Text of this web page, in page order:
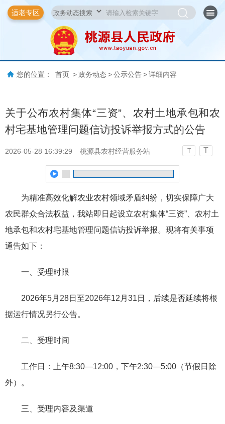
适老专区
您的位置： 首页 > 政务动态 > 公示公告 > 详细内容
关于公布农村集体“三资”、农村土地承包和农
村宅基地管理问题信访投诉举报方式的公告
2026-05-28 16:39:29 桃源县农村经营服务站 T T
为精准高效化解农业农村领域矛盾纠纷，切实保障广大
农民群众合法权益，我站即日起设立农村集体“三资”、农村土
地承包和农村宅基地管理问题信访投诉举报。现将有关事项
通告如下：
一、受理时限
2026年5月28日至2026年12月31日，后续是否延续将根
据运行情况另行公告。
二、受理时间
工作日：上午8:30—12:00，下午2:30—5:00（节假日除
外）。
三、受理内容及渠道